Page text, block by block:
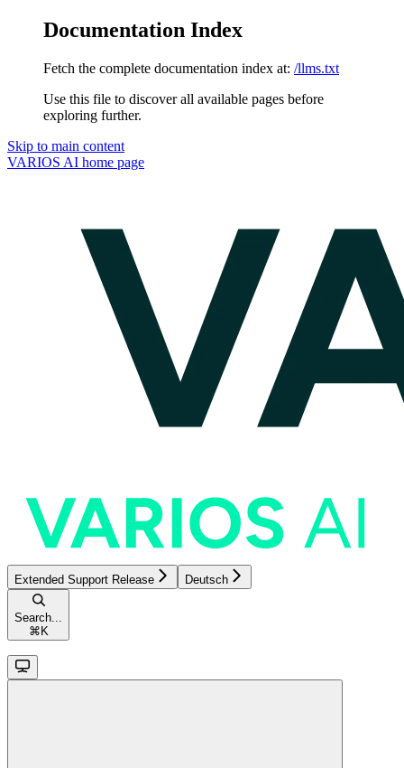
Documentation Index
Fetch the complete documentation index at: /llms.txt
Use this file to discover all available pages before
exploring further.
Skip to main content
VARIOS AI home page
Extended Support Release Deutsch
Search...
⌘ K